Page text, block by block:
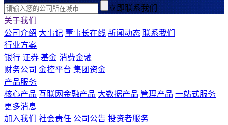
立即联系我们
关于我们
公司介绍 大事记 董事长在线 新闻动态 联系我们
行业方案
银行 证券 基金 消费金融
财务公司 金控平台 集团资金
产品服务
核心产品 互联网金融产品 大数据产品 管理产品 一站式服务
更多消息
加入我们
社会责任 公司公告 投资者服务